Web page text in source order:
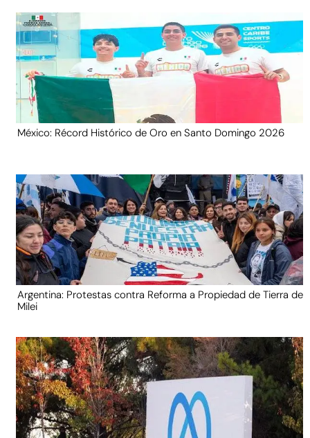
México: Récord Histórico de Oro en Santo Domingo 2026
Argentina: Protestas contra Reforma a Propiedad de Tierra de
Milei